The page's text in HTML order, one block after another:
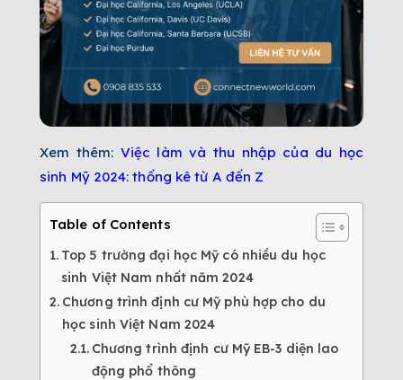
Xem thêm: Việc làm và thu nhập của du học
sinh Mỹ 2024: thống kê từ A đến Z
Table of Contents
Top 5 trường đại học Mỹ có nhiều du học
sinh Việt Nam nhất năm 2024
Chương trình định cư Mỹ phù hợp cho du
học sinh Việt Nam 2024
Chương trình định cư Mỹ EB-3 diện lao
động phổ thông